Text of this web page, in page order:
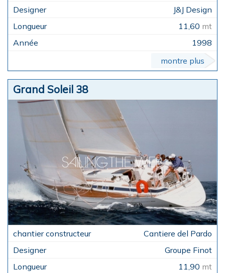
J&J Design
11,60 mt
1998
montre plus
Grand Soleil 38
Cantiere del Pardo
Groupe Finot
11,90 mt